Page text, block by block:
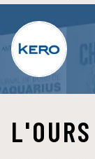
L'OURS